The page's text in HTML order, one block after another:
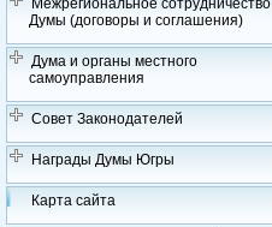
Межрегиональное сотрудничество
Думы (договоры и соглашения)
Дума и органы местного
самоуправления
Совет Законодателей
Награды Думы Югры
Карта сайта